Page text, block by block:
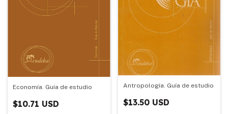
Economía. Guía de estudio
$10.71 USD
Antropología. Guía de estudio
$13.50 USD